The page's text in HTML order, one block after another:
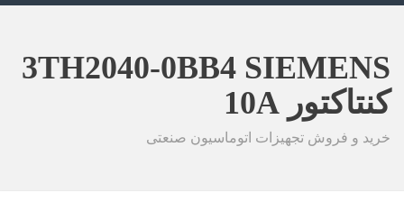
3TH2040-0BB4 SIEMENS
کنتاکتور 10A
خرید و فروش تجهیزات اتوماسیون صنعتی